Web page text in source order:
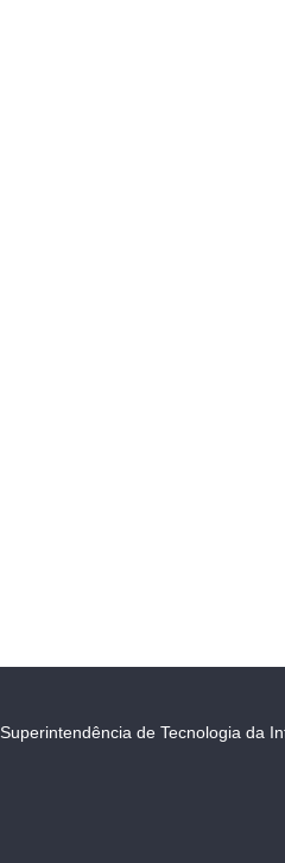
Superintendência de Tecnologia da